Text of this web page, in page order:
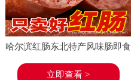
哈尔滨红肠东北特产风味肠即食
香肠东北特产小吃小酒菜熟食蒜
立即查看 >